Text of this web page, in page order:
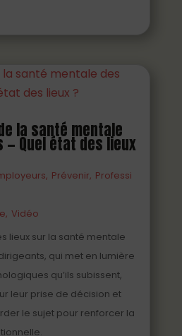
la santé mentale
Quel état des lieux
Prévenir Professi
Vidéo
lieux sur la santé mentale
qui met en lumière
qu’ils subissent,
leur prise de décision et
le sujet pour renforcer la